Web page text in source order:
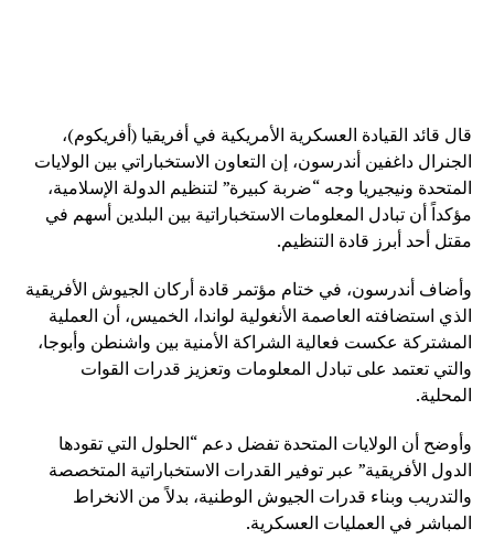
قال قائد القيادة العسكرية الأمريكية في أفريقيا (أفريكوم)،
الجنرال داغفين أندرسون، إن التعاون الاستخباراتي بين الولايات
المتحدة ونيجيريا وجه “ضربة كبيرة” لتنظيم الدولة الإسلامية،
مؤكداً أن تبادل المعلومات الاستخباراتية بين البلدين أسهم في
مقتل أحد أبرز قادة التنظيم.
وأضاف أندرسون، في ختام مؤتمر قادة أركان الجيوش الأفريقية
الذي استضافته العاصمة الأنغولية لواندا، الخميس، أن العملية
المشتركة عكست فعالية الشراكة الأمنية بين واشنطن وأبوجا،
والتي تعتمد على تبادل المعلومات وتعزيز قدرات القوات
المحلية.
وأوضح أن الولايات المتحدة تفضل دعم “الحلول التي تقودها
الدول الأفريقية” عبر توفير القدرات الاستخباراتية المتخصصة
والتدريب وبناء قدرات الجيوش الوطنية، بدلاً من الانخراط
المباشر في العمليات العسكرية.